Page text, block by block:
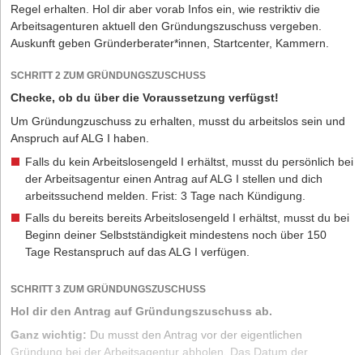
Regel erhalten. Hol dir aber vorab Infos ein, wie restriktiv die
Arbeitsagenturen aktuell den Gründungszuschuss vergeben.
Auskunft geben Gründerberater*innen, Startcenter, Kammern.
SCHRITT 2 ZUM GRÜNDUNGSZUSCHUSS
Checke, ob du über die Voraussetzung verfügst!
Um Gründungzuschuss zu erhalten, musst du arbeitslos sein und
Anspruch auf ALG I haben.
Falls du kein Arbeitslosengeld I erhältst, musst du persönlich bei
der Arbeitsagentur einen Antrag auf ALG I stellen und dich
arbeitssuchend melden. Frist: 3 Tage nach Kündigung.
Falls du bereits bereits Arbeitslosengeld I erhältst, musst du bei
Beginn deiner Selbstständigkeit mindestens noch über 150
Tage Restanspruch auf das ALG I verfügen.
SCHRITT 3 ZUM GRÜNDUNGSZUSCHUSS
Hol dir den Antrag auf Gründungszuschuss ab.
Ganz wichtig: Du musst den Antrag vor der eigentlichen
Gründung bei der Arbeitsagentur abholen. Das Datum der